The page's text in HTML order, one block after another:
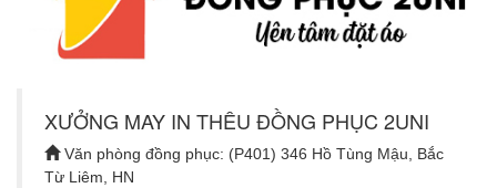
XƯỞNG MAY IN THÊU ĐỒNG PHỤC 2UNI
Văn phòng đồng phục: (P401) 346 Hồ Tùng Mậu, Bắc
Từ Liêm, HN